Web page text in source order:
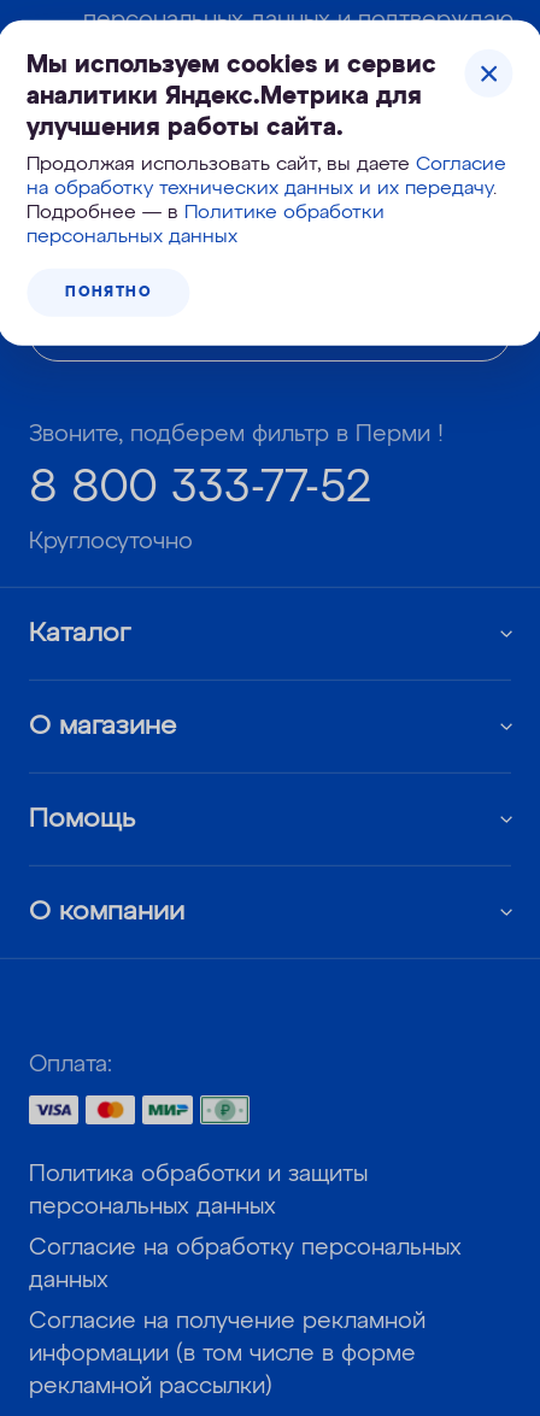
Мы используем cookies и сервис
аналитики Яндекс.Метрика для
улучшения работы сайта.
Продолжая использовать сайт, вы даетеСогласие
на обработку технических данных и их передачу.
Подробнее — в
Политике обработки
персональных данных
ПОНЯТНО
персональных данных и подтверждаю,
что я ознакомлен с
обработки и защиты персональных
данных
Даю согласиена получение
информационных и рекламных
сообщений
Звоните, подберем фильтр в Перми !
8 800 333-77-52
Круглосуточно
Каталог
О магазине
Помощь
О компании
Оплата:
Политика обработки и защиты
персональных данных
Согласие на обработку персональных
данных
Согласие на получение рекламной
информации (в том числе в форме
рекламной рассылки)